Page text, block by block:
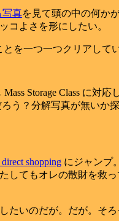
写真を見て頭の中の何か
コよさを形にしたい。
を一つ一つクリアして
Storage Class に対
う？分解写真が無いか
shopping にジャンプ
してもオレの散財を救
たいのだが。だが。そ